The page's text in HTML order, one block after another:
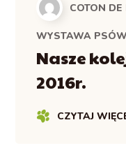
COTON
WYSTAWA PSÓW
Nasze
2016r.
CZYTAJ